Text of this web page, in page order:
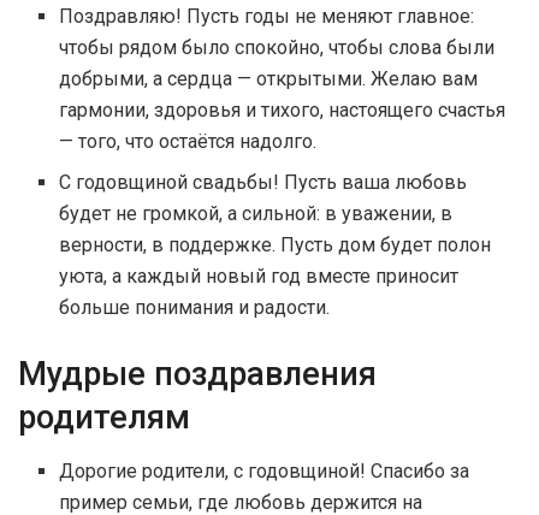
Поздравляю! Пусть годы не меняют главное:
чтобы рядом было спокойно, чтобы слова были
добрыми, а сердца — открытыми. Желаю вам
гармонии, здоровья и тихого, настоящего счастья
— того, что остаётся надолго.
С годовщиной свадьбы! Пусть ваша любовь
будет не громкой, а сильной: в уважении, в
верности, в поддержке. Пусть дом будет полон
уюта, а каждый новый год вместе приносит
больше понимания и радости.
Мудрые поздравления
родителям
Дорогие родители, с годовщиной! Спасибо за
пример семьи, где любовь держится на